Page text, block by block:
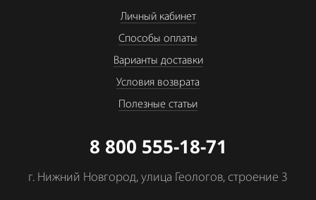
Личный кабинет
Способы оплаты
Варианты доставки
Условия возврата
Полезные статьи
8 800 555-18-71
г. Нижний Новгород, улица Геологов, строение 3